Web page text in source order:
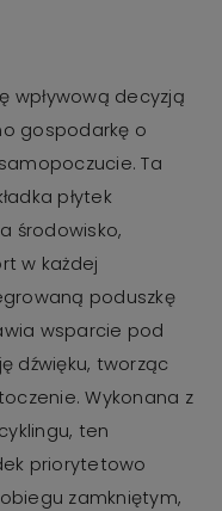
wpływową decyzją
gospodarkę o
Ta
płytek
środowisko,
w każdej
poduszkę
wsparcie pod
dźwięku, tworząc
Wykonana z
ten
priorytetowo
zamkniętym,